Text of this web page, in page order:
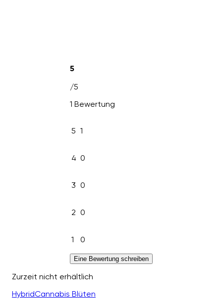
5
/5
1 Bewertung
5 1
4 0
3 0
2 0
1 0
Eine Bewertung schreiben
Zurzeit nicht erhältlich
HybridCannabis Blüten